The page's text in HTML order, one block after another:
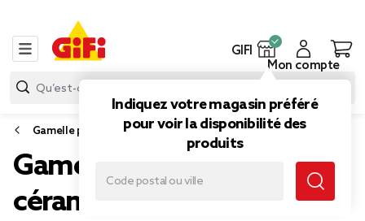
GIFI
Indiquez votre magasin préféré
pour voir la disponibilité des
produits
Mon compte
Gamelle pour chat, distributeur de croquettes pour chat
Gamelle pour chat en
céramique blanc